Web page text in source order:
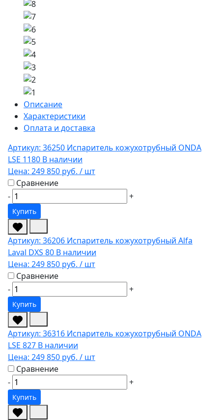
Описание
Характеристики
Оплата и доставка
Артикул: 36250 Испаритель кожухотрубный ONDA
LSE 1180 В наличии
Цена: 249 850 руб. / шт
Сравнение
-
+
Купить
Артикул: 36206 Испаритель кожухотрубный Alfa
Laval DXS 80 В наличии
Цена: 249 850 руб. / шт
Сравнение
-
+
Купить
Артикул: 36316 Испаритель кожухотрубный ONDA
LSE 827 В наличии
Цена: 249 850 руб. / шт
Сравнение
-
+
Купить